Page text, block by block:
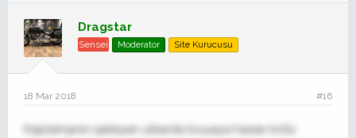
Dragstar
Sensei Moderator Site Kurucusu
18 Mar 2018 #16
Kaplamanın işeleyen yıllarda boyaya hasarı kötü